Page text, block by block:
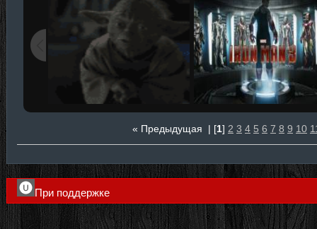
« Предыдущая | [1] 2 3 4 5 6 7 8 9 10
При поддержке